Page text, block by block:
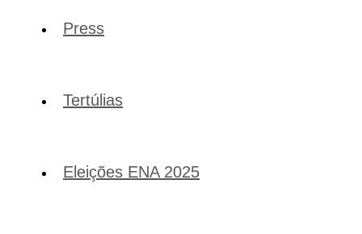
Press
Tertúlias
Eleições ENA 2025